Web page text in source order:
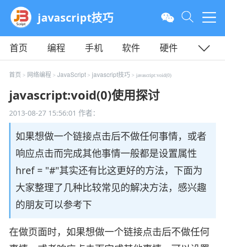
javascript技巧
首页 编程 手机 软件
硬件
教程
平面 服务器
首页 > 网络编程 > JavaScript> javascript技巧 > javascript:void(0)
javascript:void(0)使用探讨
2013-08-27 15:56:01 作者：
如果想做一个链接点击后不做任何事情，或者
响应点击而完成其他事情一般都是设置属性
href = "#"其实还有比这更好的方法，下面为
大家整理了几种比较常见的解决方法，感兴趣
的朋友可以参考下
在做页面时，如果想做一个链接点击后不做任何